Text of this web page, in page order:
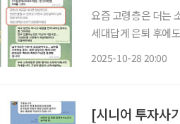
요즘 고령층은 더는
세대답게 은퇴 후에
2025-10-28 20:00